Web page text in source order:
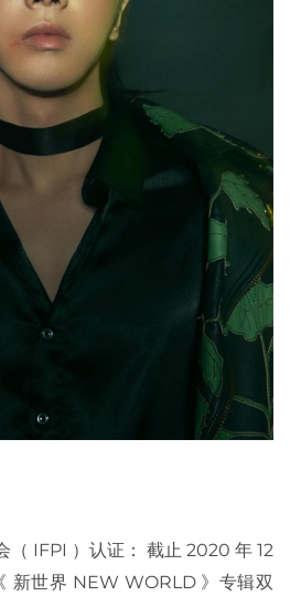
（ IFPI ）认证： 截止 2020 年 12
新世界 NEW WORLD 》专辑双